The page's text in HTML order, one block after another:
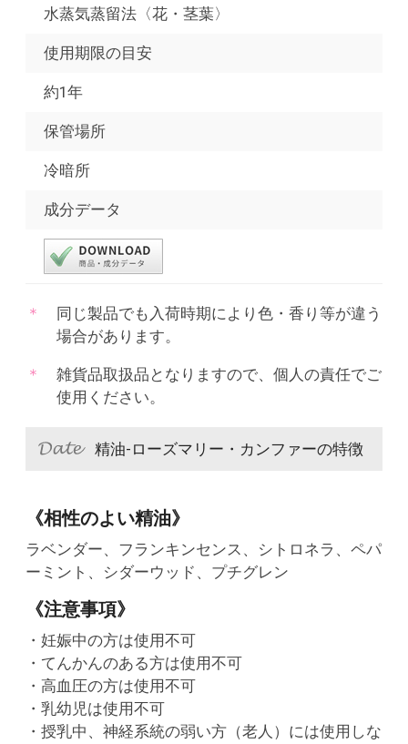
水蒸気蒸留法〈花・茎葉〉
使用期限の目安
約1年
保管場所
冷暗所
成分データ
同じ製品でも入荷時期により色・香り等が違う
場合があります。
雑貨品取扱品となりますので、個人の責任でご
使用ください。
精油-ローズマリー・カンファーの特徴
《相性のよい精油》
ラベンダー、フランキンセンス、シトロネラ、ペパ
ーミント、シダーウッド、プチグレン
《注意事項》
・妊娠中の方は使用不可
・てんかんのある方は使用不可
・高血圧の方は使用不可
・乳幼児は使用不可
・授乳中、神経系統の弱い方（老人）には使用しな